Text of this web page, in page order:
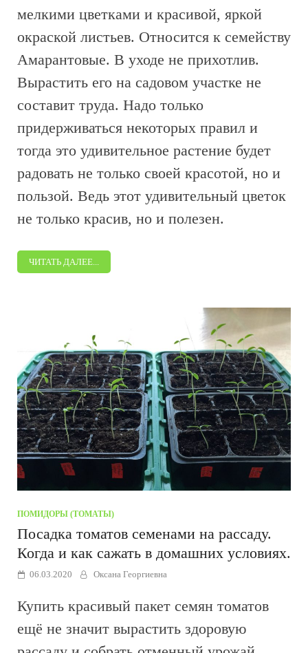
мелкими цветками и красивой, яркой
окраской листьев. Относится к семейству
Амарантовые. В уходе не прихотлив.
Вырастить его на садовом участке не
составит труда. Надо только
придерживаться некоторых правил и
тогда это удивительное растение будет
радовать не только своей красотой, но и
пользой. Ведь этот удивительный цветок
не только красив, но и полезен.
ЧИТАТЬ ДАЛЕЕ...
ПОМИДОРЫ (ТОМАТЫ)
Посадка томатов семенами на рассаду.
Когда и как сажать в домашних условиях.
06.03.2020 Оксана Георгиевна
Купить красивый пакет семян томатов
ещё не значит вырастить здоровую